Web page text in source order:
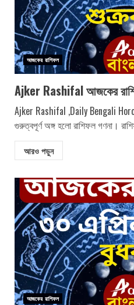
আজকের রাশিফল
Ajker Rashifal আজকের
Ajker Rashifal ,Daily Bengali
গুরুত্বপূর্ণ অঙ্গ হলো রাশিফল গণনা।
আরও পড়ুন
আজকের রাশিফল